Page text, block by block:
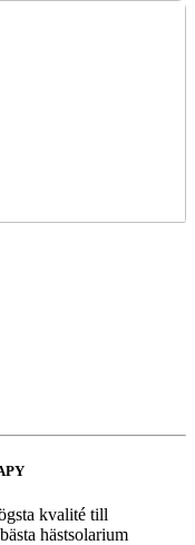
kvalité till
hästsolarium